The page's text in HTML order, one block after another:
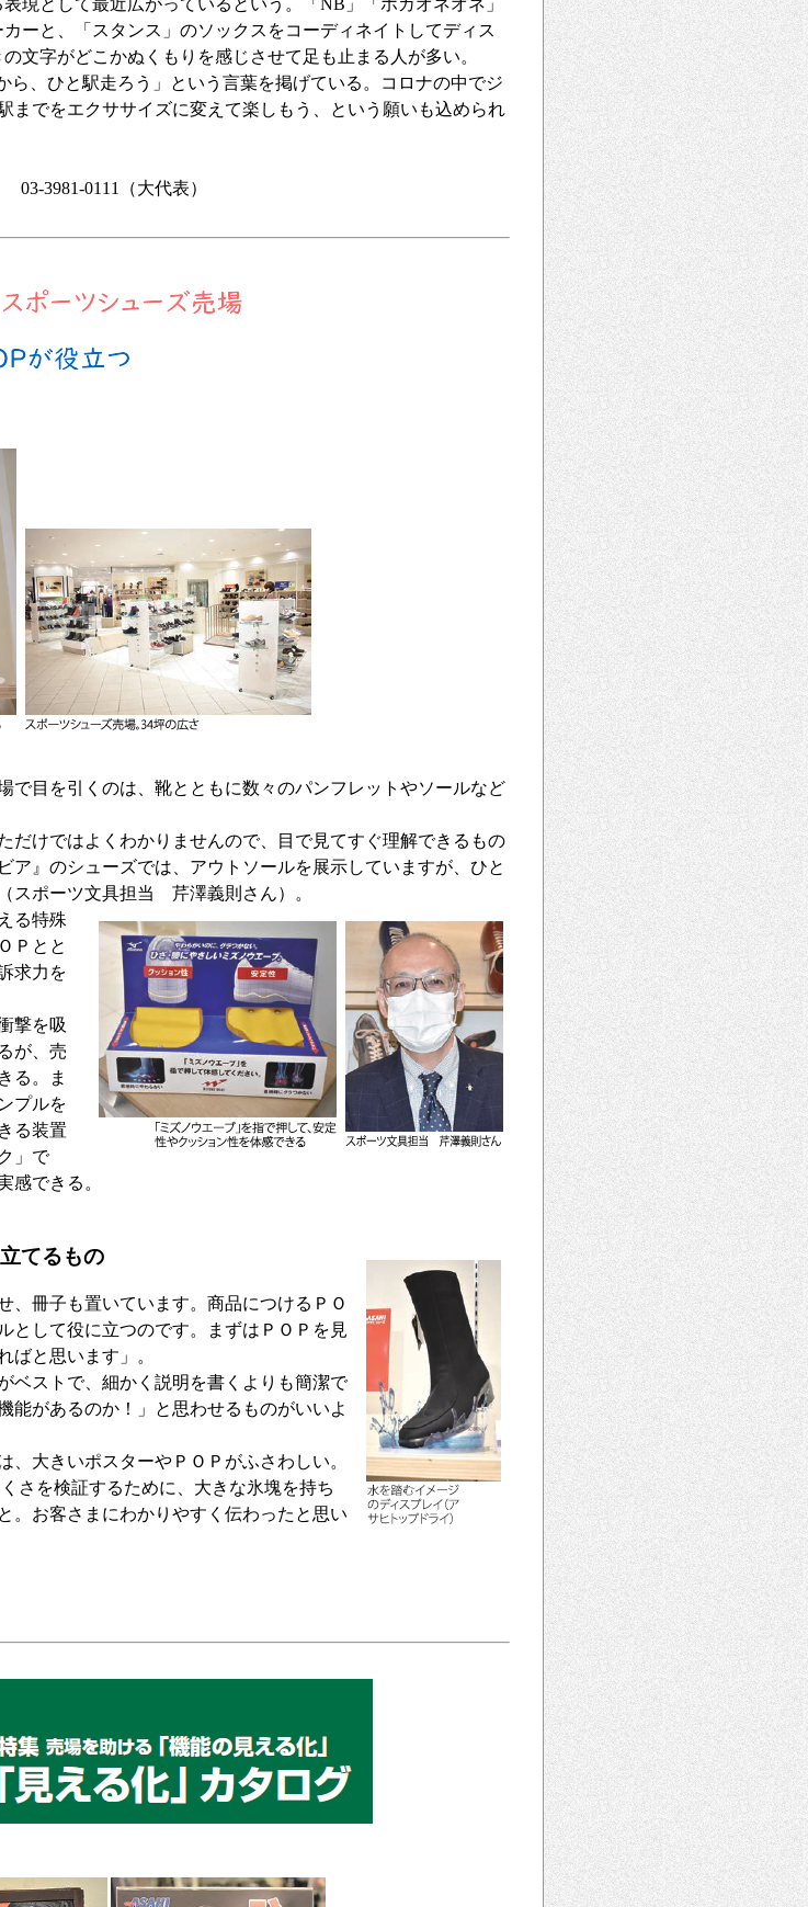
カーと、「スタンス」のソックスをコーディネイトしてディス
文字がどこかぬくもりを感じさせて足も止まる人が多い。
ら、ひと駅走ろう」という言葉を掲げている。コロナの中でジ
までをエクササイズに変えて楽しもう、という願いも込められ
3981-0111（大代表）
目を引くのは、靴とともに数々のパンフレットやソールなど
だけではよくわかりませんので、目で見てすぐ理解できるもの
ア』のシューズでは、アウトソールを展示していますが、ひと
スポーツ文具担当 芹澤義則さん）。
る特殊
Ｐとと
求力を
撃を吸
が、売
る。ま
プルを
る装置
」で
感できる。
てるもの
冊子も置いています。商品につけるＰＯ
として役に立つのです。まずはＰＯＰを見
ばと思います」。
ベストで、細かく説明を書くよりも簡潔で
能があるのか！」と思わせるものがいいよ
、大きいポスターやＰＯＰがふさわしい。
さを検証するために、大きな氷塊を持ち
。お客さまにわかりやすく伝わったと思い